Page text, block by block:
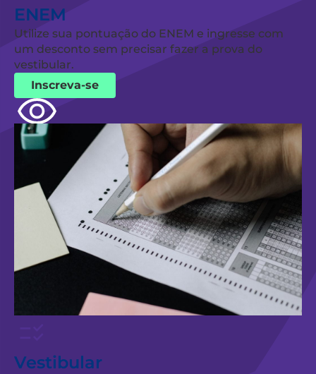
ENEM
Utilize sua pontuação do ENEM e ingresse com
um desconto sem precisar fazer a prova do
vestibular.
Inscreva-se
Vestibular